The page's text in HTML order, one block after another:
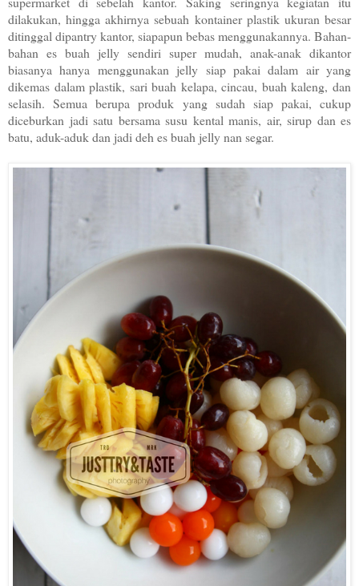
dilakukan, hingga akhirnya sebuah kontainer plastik ukuran besar
ditinggal dipantry kantor, siapapun bebas menggunakannya. Bahan-
bahan es buah jelly sendiri super mudah, anak-anak dikantor
biasanya hanya menggunakan jelly siap pakai dalam air yang
dikemas dalam plastik, sari buah kelapa, cincau, buah kaleng, dan
selasih. Semua berupa produk yang sudah siap pakai, cukup
diceburkan jadi satu bersama susu kental manis, air, sirup dan es
batu, aduk-aduk dan jadi deh es buah jelly nan segar.